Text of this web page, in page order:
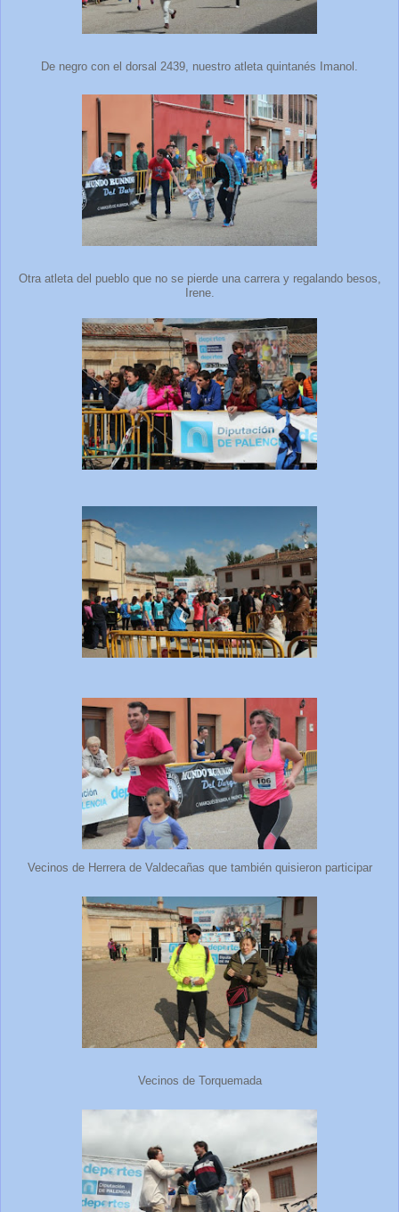
De negro con el dorsal 2439, nuestro atleta quintanés Imanol.
Otra atleta del pueblo que no se pierde una carrera y regalando besos,
Irene.
Vecinos de Herrera de Valdecañas que también quisieron participar
Vecinos de Torquemada